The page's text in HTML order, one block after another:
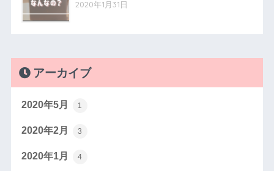
2020年1月31日
アーカイブ
2020年5月 1
2020年2月 3
2020年1月 4